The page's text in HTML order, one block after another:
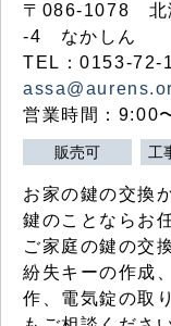
〒086-1078 北
-4 なかしん
TEL：0153-72-
営業時間：9:00
販売可 工
お家の鍵の交換
鍵のことならお
ご家庭の鍵の交
紛失キーの作成
作、電気錠の取